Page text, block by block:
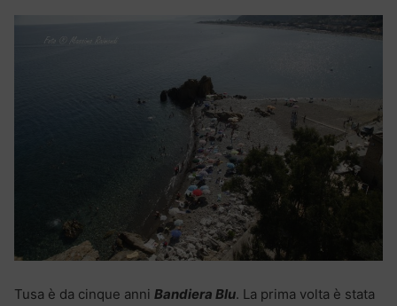
Tusa è da cinque anni Bandiera Blu. La prima volta è stata